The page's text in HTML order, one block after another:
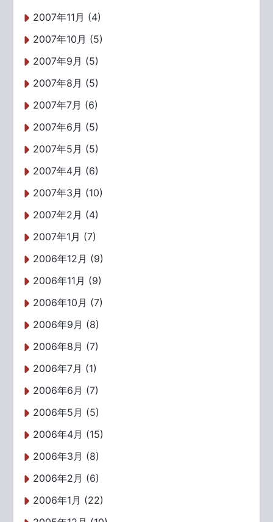
2007年11月 (4)
2007年10月 (5)
2007年9月 (5)
2007年8月 (5)
2007年7月 (6)
2007年6月 (5)
2007年5月 (5)
2007年4月 (6)
2007年3月 (10)
2007年2月 (4)
2007年1月 (7)
2006年12月 (9)
2006年11月 (9)
2006年10月 (7)
2006年9月 (8)
2006年8月 (7)
2006年7月 (1)
2006年6月 (7)
2006年5月 (5)
2006年4月 (15)
2006年3月 (8)
2006年2月 (6)
2006年1月 (22)